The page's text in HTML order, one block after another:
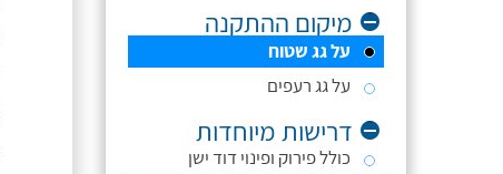
מיקום ההתקנה
על גג שטוח
על גג רעפים
דרישות מיוחדות
כולל פירוק ופינוי דוד ישן